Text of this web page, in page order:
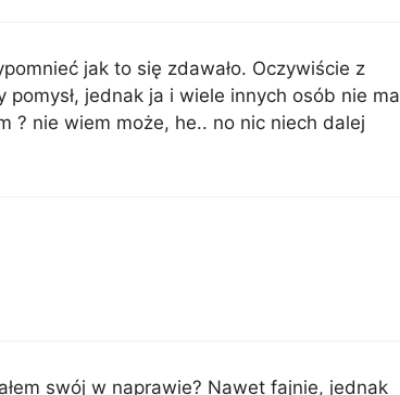
jak to się zdawało. Oczywiście z
jednak ja i wiele innych osób nie ma
? nie wiem może, he.. no nic niech dalej
swój w naprawie? Nawet fajnie, jednak